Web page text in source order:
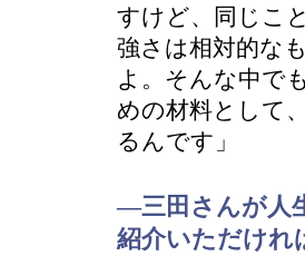
すけど、同じこ
強さは相対的な
よ。そんな中で
めの材料として
るんです」
―三田さんが人
紹介いただけれ